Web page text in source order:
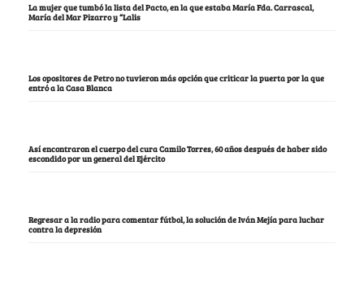
La mujer que tumbó la lista del Pacto, en la que estaba María Fda. Carrascal,
María del Mar Pizarro y “Lalis
Los opositores de Petro no tuvieron más opción que criticar la puerta por la que
entró a la Casa Blanca
Así encontraron el cuerpo del cura Camilo Torres, 60 años después de haber sido
escondido por un general del Ejército
Regresar a la radio para comentar fútbol, la solución de Iván Mejía para luchar
contra la depresión